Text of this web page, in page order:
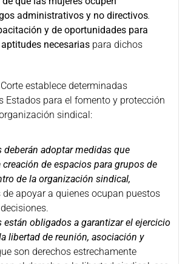
administrativos y no directivos.
y de oportunidades para
necesarias para dichos
establece determinadas
Estados para el fomento y protección
sindical:
deberán adoptar medidas que
de espacios para grupos de
de la organización sindical,
apoyar a quienes ocupan puestos
están obligados a garantizar el ejercicio
libertad de reunión, asociación y
son derechos estrechamente